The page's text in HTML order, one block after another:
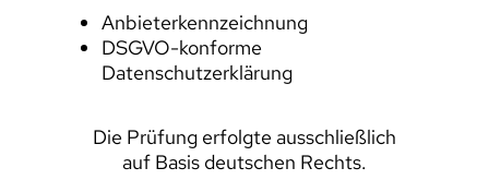
Anbieterkennzeichnung
DSGVO-konforme
Datenschutzerklärung
Die Prüfung erfolgte ausschließlich
auf Basis deutschen Rechts.